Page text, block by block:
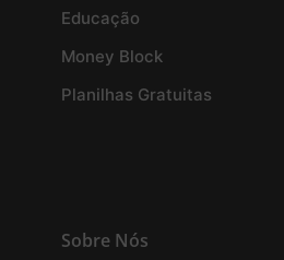
Educação
Money Block
Planilhas Gratuitas
Sobre Nós